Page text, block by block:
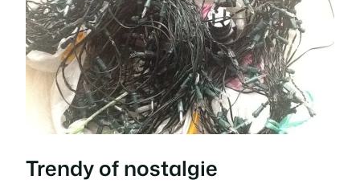
Trendy of nostalgie